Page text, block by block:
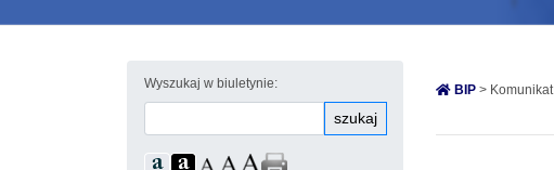
Wyszukaj w biuletynie:
szukaj
BIP > Komunikat